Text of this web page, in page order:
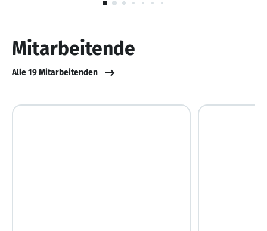
Mitarbeitende
Alle 19 Mitarbeitenden